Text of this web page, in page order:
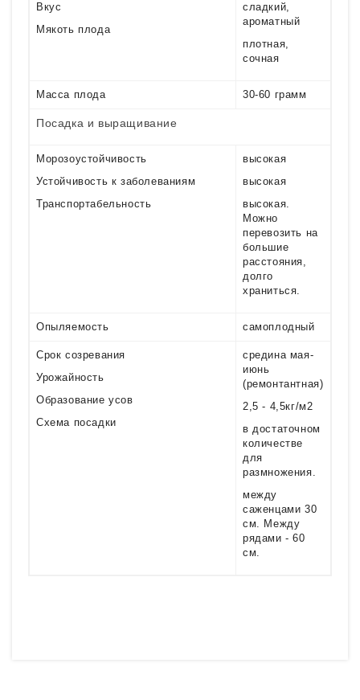
Вкус
Мякоть плода
сладкий,
ароматный
плотная,
сочная
Масса плода 30-60 грамм
Посадка и выращивание
Морозоустойчивость
Устойчивость к заболеваниям
Транспортабельность
высокая
высокая
высокая.
Можно
перевозить на
большие
расстояния,
долго
храниться.
Опыляемость самоплодный
Срок созревания
Урожайность
Образование усов
Схема посадки
средина мая-
июнь
(ремонтантная)
2,5 - 4,5кг/м2
в достаточном
количестве
для
размножения.
между
саженцами 30
см. Между
рядами - 60
см.